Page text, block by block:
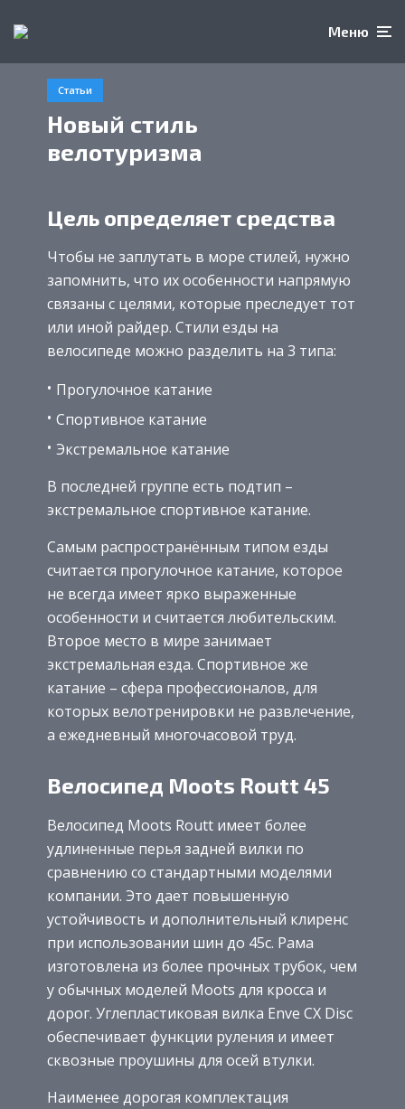
Меню
Статьи
Новый стиль
велотуризма
Цель определяет средства
Чтобы не заплутать в море стилей, нужно
запомнить, что их особенности напрямую
связаны с целями, которые преследует тот
или иной райдер. Стили езды на
велосипеде можно разделить на 3 типа:
Прогулочное катание
Спортивное катание
Экстремальное катание
В последней группе есть подтип –
экстремальное спортивное катание.
Самым распространённым типом езды
считается прогулочное катание, которое
не всегда имеет ярко выраженные
особенности и считается любительским.
Второе место в мире занимает
экстремальная езда. Спортивное же
катание – сфера профессионалов, для
которых велотренировки не развлечение,
а ежедневный многочасовой труд.
Велосипед Moots Routt 45
Велосипед Moots Routt имеет более
удлиненные перья задней вилки по
сравнению со стандартными моделями
компании. Это дает повышенную
устойчивость и дополнительный клиренс
при использовании шин до 45c. Рама
изготовлена из более прочных трубок, чем
у обычных моделей Moots для кросса и
дорог. Углепластиковая вилка Enve CX Disc
обеспечивает функции руления и имеет
сквозные проушины для осей втулки.
Наименее дорогая комплектация